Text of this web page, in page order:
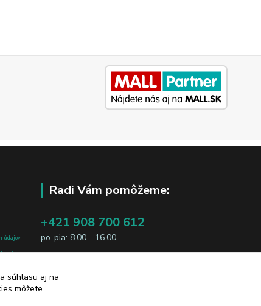
údajov
sú
Radi Vám pomôžeme:
+421 908 700 612
po-pia: 8.00 - 16.00
súhlasu aj na
môžete